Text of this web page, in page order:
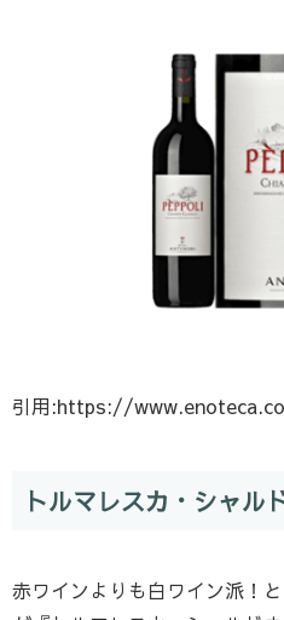
引用:https://
トルマレスカ・シャル
赤ワインよりも白ワイン派！